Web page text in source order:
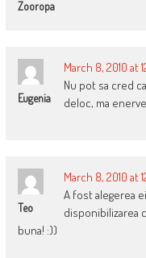
Zooropa
Eugenia
March 8, 2010 at
Nu pot sa cred
deloc, ma
Teo
March 8, 2010 at
A fost alegerea
disponibilizarea
buna! :))